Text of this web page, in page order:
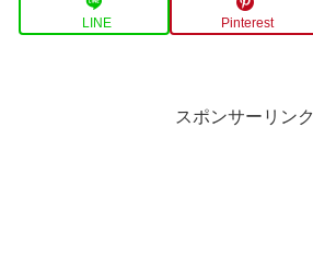
LINE Pinterest
スポンサーリンク